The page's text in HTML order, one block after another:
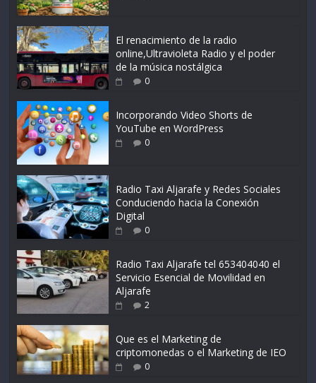
El renacimiento de la radio
online,Ultravioleta Radio y el poder
de la música nostálgica
0
Incorporando Video Shorts de
YouTube en WordPress
0
Radio Taxi Aljarafe y Redes Sociales
Conduciendo hacia la Conexión
Digital
0
Radio Taxi Aljarafe tel 653404040 el
Servicio Esencial de Movilidad en
Aljarafe
2
Que es el Marketing de
criptomonedas o el Marketing de IEO
0